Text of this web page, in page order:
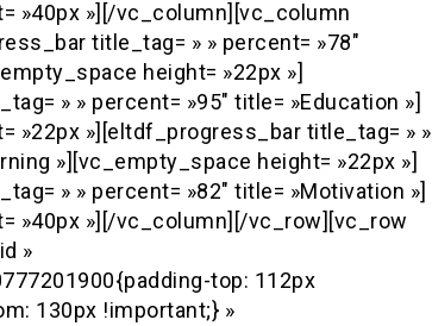
»40px »][/vc_column][vc_column
title_tag= » » percent= »78″
height= »22px »]
» » percent= »95″ title= »Education »]
»22px »][eltdf_progress_bar title_tag= » »
»][vc_empty_space height= »22px »]
» » percent= »82″ title= »Motivation »]
»40px »][/vc_column][/vc_row][vc_row
»
top: 112px
130px !important;} »